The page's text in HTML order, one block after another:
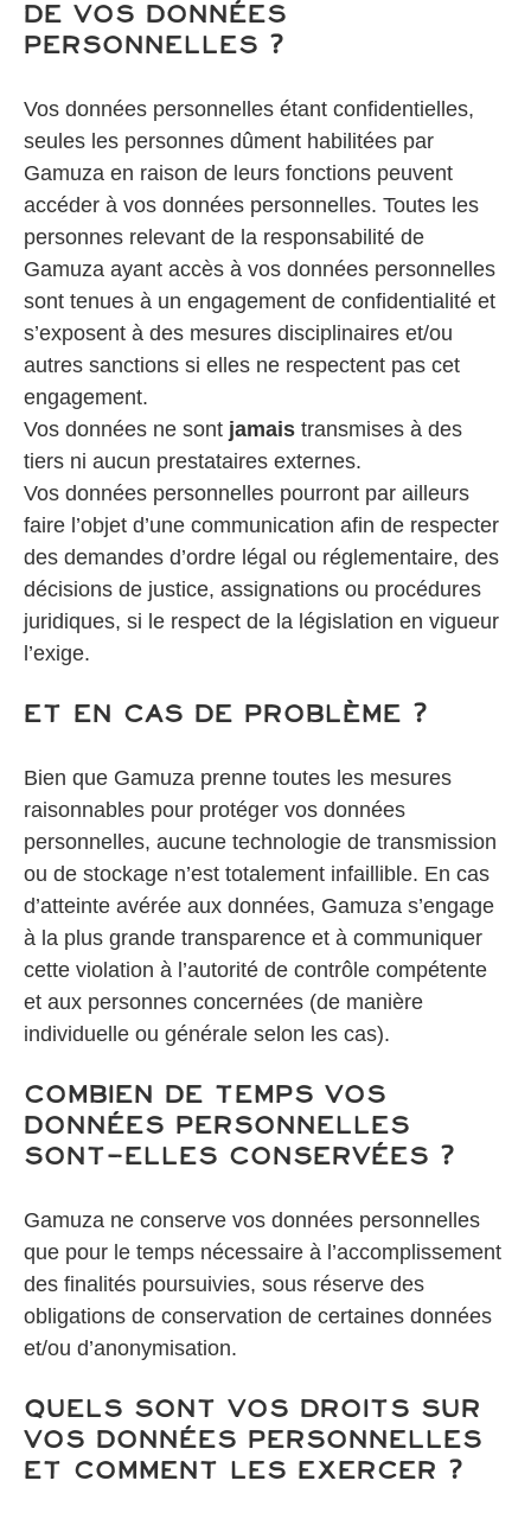
de vos données
personnelles ?
Vos données personnelles étant confidentielles,
seules les personnes dûment habilitées par
Gamuza en raison de leurs fonctions peuvent
accéder à vos données personnelles. Toutes les
personnes relevant de la responsabilité de
Gamuza ayant accès à vos données personnelles
sont tenues à un engagement de confidentialité et
s’exposent à des mesures disciplinaires et/ou
autres sanctions si elles ne respectent pas cet
engagement.
Vos données ne sont jamais transmises à des
tiers ni aucun prestataires externes.
Vos données personnelles pourront par ailleurs
faire l’objet d’une communication afin de respecter
des demandes d’ordre légal ou réglementaire, des
décisions de justice, assignations ou procédures
juridiques, si le respect de la législation en vigueur
l’exige.
Et en cas de problème ?
Bien que Gamuza prenne toutes les mesures
raisonnables pour protéger vos données
personnelles, aucune technologie de transmission
ou de stockage n’est totalement infaillible. En cas
d’atteinte avérée aux données, Gamuza s’engage
à la plus grande transparence et à communiquer
cette violation à l’autorité de contrôle compétente
et aux personnes concernées (de manière
individuelle ou générale selon les cas).
Combien de temps vos
données personnelles
sont-elles conservées ?
Gamuza ne conserve vos données personnelles
que pour le temps nécessaire à l’accomplissement
des finalités poursuivies, sous réserve des
obligations de conservation de certaines données
et/ou d’anonymisation.
Quels sont vos droits sur
vos données personnelles
et comment les exercer ?